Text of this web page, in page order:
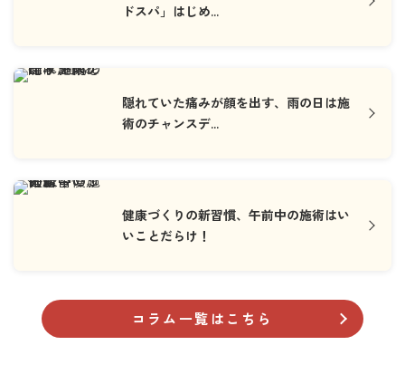
ドスパ」はじめ...
隠れていた痛みが顔を出す、雨の日は施
術のチャンスデ...
健康づくりの新習慣、午前中の施術はい
いことだらけ！
コラム一覧はこちら